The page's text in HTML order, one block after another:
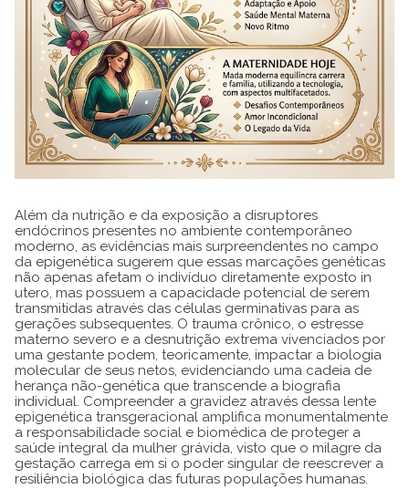
Além da nutrição e da exposição a disruptores
endócrinos presentes no ambiente contemporâneo
moderno, as evidências mais surpreendentes no campo
da epigenética sugerem que essas marcações genéticas
não apenas afetam o indivíduo diretamente exposto in
utero, mas possuem a capacidade potencial de serem
transmitidas através das células germinativas para as
gerações subsequentes. O trauma crônico, o estresse
materno severo e a desnutrição extrema vivenciados por
uma gestante podem, teoricamente, impactar a biologia
molecular de seus netos, evidenciando uma cadeia de
herança não-genética que transcende a biografia
individual. Compreender a gravidez através dessa lente
epigenética transgeracional amplifica monumentalmente
a responsabilidade social e biomédica de proteger a
saúde integral da mulher grávida, visto que o milagre da
gestação carrega em si o poder singular de reescrever a
resiliência biológica das futuras populações humanas.